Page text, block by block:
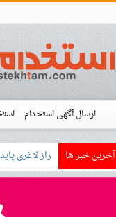
ارسال آگهی استخدام
استخدام شده ها
آموزش
آخرین خبر ها بازار کار